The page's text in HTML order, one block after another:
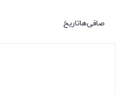
صافی‌هاتاریخ